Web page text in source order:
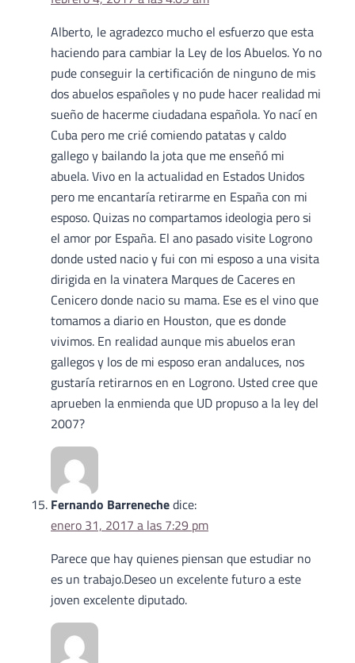
Alberto, le agradezco mucho el esfuerzo que esta
haciendo para cambiar la Ley de los Abuelos. Yo no
pude conseguir la certificación de ninguno de mis
dos abuelos españoles y no pude hacer realidad mi
sueño de hacerme ciudadana española. Yo nací en
Cuba pero me crié comiendo patatas y caldo
gallego y bailando la jota que me enseñó mi
abuela. Vivo en la actualidad en Estados Unidos
pero me encantaría retirarme en España con mi
esposo. Quizas no compartamos ideologia pero si
el amor por España. El ano pasado visite Logrono
donde usted nacio y fui con mi esposo a una visita
dirigida en la vinatera Marques de Caceres en
Cenicero donde nacio su mama. Ese es el vino que
tomamos a diario en Houston, que es donde
vivimos. En realidad aunque mis abuelos eran
gallegos y los de mi esposo eran andaluces, nos
gustaría retirarnos en en Logrono. Usted cree que
aprueben la enmienda que UD propuso a la ley del
2007?
Fernando Barrenechedice:
enero 31, 2017 a las 7:29 pm
Parece que hay quienes piensan que estudiar no
es un trabajo.Deseo un excelente futuro a este
joven excelente diputado.